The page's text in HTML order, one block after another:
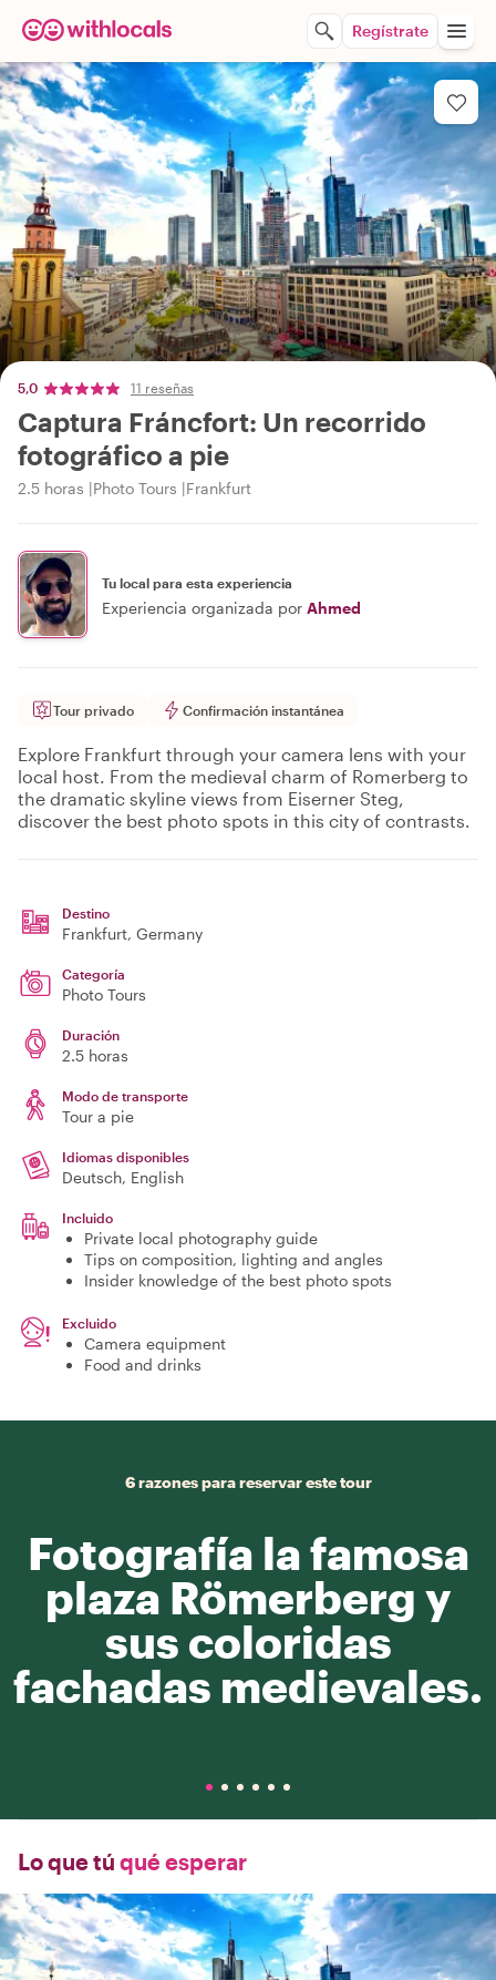
Regístrate
5,0 11 reseñas
Captura Fráncfort: Un recorrido
fotográfico a pie
2.5 horas Photo Tours Frankfurt
Tu local para esta experiencia
Experiencia organizada por Ahmed
Tour privado Confirmación instantánea
Explore Frankfurt through your camera lens with your
local host. From the medieval charm of Romerberg to
the dramatic skyline views from Eiserner Steg,
discover the best photo spots in this city of contrasts.
Destino
Frankfurt, Germany
Categoría
Photo Tours
Duración
2.5 horas
Modo de transporte
Tour a pie
Idiomas disponibles
Deutsch, English
Incluido
Private local photography guide
Tips on composition, lighting and angles
Insider knowledge of the best photo spots
Excluido
Camera equipment
Food and drinks
6 razones para reservar este tour
Fotografía la famosa
plaza Römerberg y
sus coloridas
fachadas medievales.
Lo que tú qué esperar